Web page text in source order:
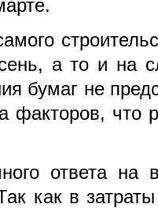
а то и на
бумаг не
факторов, что
ответа на
как в